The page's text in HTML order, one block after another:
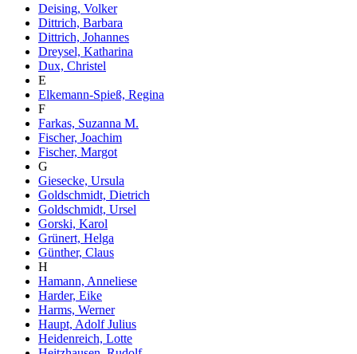
Deising, Volker
Dittrich, Barbara
Dittrich, Johannes
Dreysel, Katharina
Dux, Christel
E
Elkemann-Spieß, Regina
F
Farkas, Suzanna M.
Fischer, Joachim
Fischer, Margot
G
Giesecke, Ursula
Goldschmidt, Dietrich
Goldschmidt, Ursel
Gorski, Karol
Grünert, Helga
Günther, Claus
H
Hamann, Anneliese
Harder, Eike
Harms, Werner
Haupt, Adolf Julius
Heidenreich, Lotte